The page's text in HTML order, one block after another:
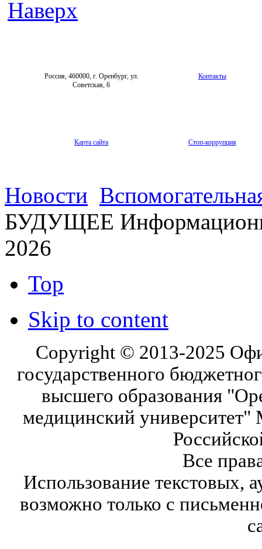
Наверх
Россия, 460000, г. Оренбург, ул.
Советская, 6
Контакты
Карта сайта Стоп-коррупция
Новости
БУДУЩЕЕ
2026
Top
Skip to content
Copyright © 2013-2025
государственного
высшего образования
медицинский университет"
Все
Использование текстовых,
возможно только с